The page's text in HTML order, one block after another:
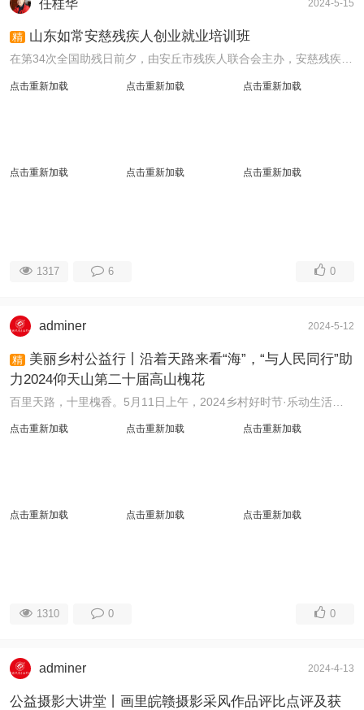
任桂华 2024-5-15
精 山东如常安慈残疾人创业就业培训班
在第34次全国助残日前夕，由安丘市残疾人联合会主办，安慈残疾人培训就业基地承办的职业技能电子商务提升班暨“筑牢防火墙壁、打造平安家园”培训班在安慈残疾人 ...
点击重新加载 点击重新加载 点击重新加载
点击重新加载 点击重新加载 点击重新加载
1317 6 0
adminer 2024-5-12
精 美丽乡村公益行丨沿着天路来看“海”，“与人民同行”助
力2024仰天山第二十届高山槐花
点击重新加载 点击重新加载 点击重新加载
点击重新加载 点击重新加载 点击重新加载
1310 0 0
adminer 2024-4-13
公益摄影大讲堂丨画里皖赣摄影采风作品评比点评及获